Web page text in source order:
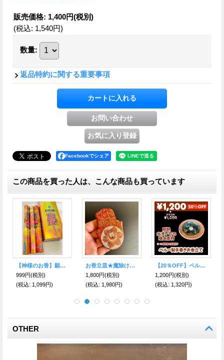
販売価格: 1,400円(税別)
(税込: 1,540円)
数量:
返品特約に関する重要事項
Facebookでシェア
この商品を買った人は、こんな商品も買っています
パワーを得るために★シバ お香【神様のお香】（FLUTE）
698円(税別)
(税込 :768円)
浄化のための聖なる樹 パロサント 香（HEM）
698円(税別)
(税込 :768円)
パワーを得るために★ロード・シバ お香【神様のお香】（HEM）
698円(税別)
(税込 :768円)
OTHER